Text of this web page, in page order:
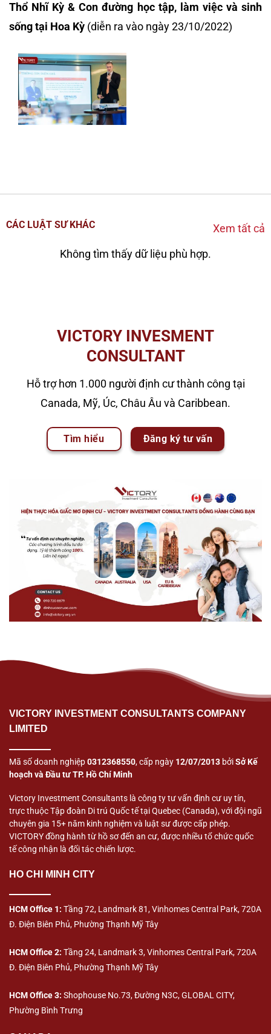
Thổ Nhĩ Kỳ & Con đường học tập, làm việc và sinh
sống tại Hoa Kỳ (diễn ra vào ngày 23/10/2022)
CÁC LUẬT SƯ KHÁC
Xem tất cả
Không tìm thấy dữ liệu phù hợp.
VICTORY INVESMENT
CONSULTANT
Hỗ trợ hơn 1.000 người định cư thành công tại
Canada, Mỹ, Úc, Châu Âu và Caribbean.
Tìm hiểu Đăng ký tư vấn
VICTORY INVESTMENT CONSULTANTS COMPANY
LIMITED
Mã số doanh nghiệp0312368550, cấp ngày 12/07/2013 bởiSở Kế
hoạch và Đầu tư TP. Hồ Chí Minh
Victory Investment Consultants là công ty tư vấn định cư uy tín,
trực thuộc Tập đoàn Di trú Quốc tế tại Quebec (Canada), với đội ngũ
chuyên gia 15+ năm kinh nghiệm và luật sư được cấp phép.
VICTORY đồng hành từ hồ sơ đến an cư, được nhiều tổ chức quốc
tế công nhận là đối tác chiến lược.
HO CHI MINH CITY
HCM Office 1: Tầng 72, Landmark 81, Vinhomes Central Park, 720A
Đ. Điện Biên Phủ, Phường Thạnh Mỹ Tây
HCM Office 2: Tầng 24, Landmark 3, Vinhomes Central Park, 720A
Đ. Điện Biên Phủ, Phường Thạnh Mỹ Tây
HCM Office 3: Shophouse No.73, Đường N3C, GLOBAL CITY,
Phường Bình Trưng